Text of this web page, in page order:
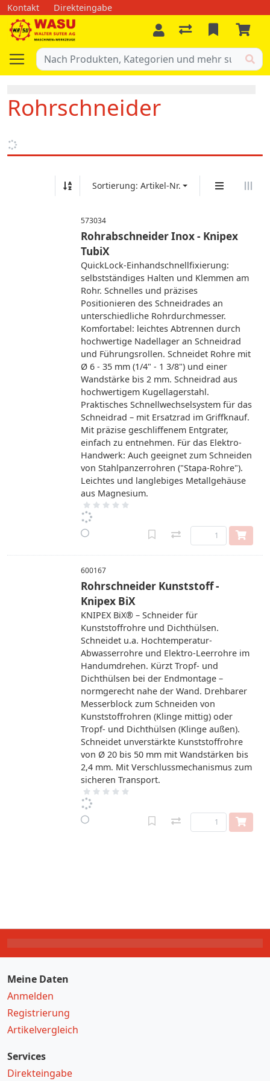
Kontakt Direkteingabe
Rohrschneider
Sortierung: Artikel-Nr.
573034
Rohrabschneider Inox - Knipex
TubiX
QuickLock-Einhandschnellfixierung:
selbstständiges Halten und Klemmen am
Rohr. Schnelles und präzises
Positionieren des Schneidrades an
unterschiedliche Rohrdurchmesser.
Komfortabel: leichtes Abtrennen durch
hochwertige Nadellager an Schneidrad
und Führungsrollen. Schneidet Rohre mit
Ø 6 - 35 mm (1/4" - 1 3/8") und einer
Wandstärke bis 2 mm. Schneidrad aus
hochwertigem Kugellagerstahl.
Praktisches Schnellwechselsystem für das
Schneidrad – mit Ersatzrad im Griffknauf.
Mit präzise geschliffenem Entgrater,
einfach zu entnehmen. Für das Elektro-
Handwerk: Auch geeignet zum Schneiden
von Stahlpanzerrohren ("Stapa-Rohre").
Leichtes und langlebiges Metallgehäuse
aus Magnesium.
600167
Rohrschneider Kunststoff -
Knipex BiX
KNIPEX BiX® – Schneider für
Kunststoffrohre und Dichthülsen.
Schneidet u.a. Hochtemperatur-
Abwasserrohre und Elektro-Leerrohre im
Handumdrehen. Kürzt Tropf- und
Dichthülsen bei der Endmontage –
normgerecht nahe der Wand. Drehbarer
Messerblock zum Schneiden von
Kunststoffrohren (Klinge mittig) oder
Tropf- und Dichthülsen (Klinge außen).
Schneidet unverstärkte Kunststoffrohre
von Ø 20 bis 50 mm mit Wandstärken bis
2,4 mm. Mit Verschlussmechanismus zum
sicheren Transport.
Meine Daten
Anmelden
Registrierung
Artikelvergleich
Services
Direkteingabe